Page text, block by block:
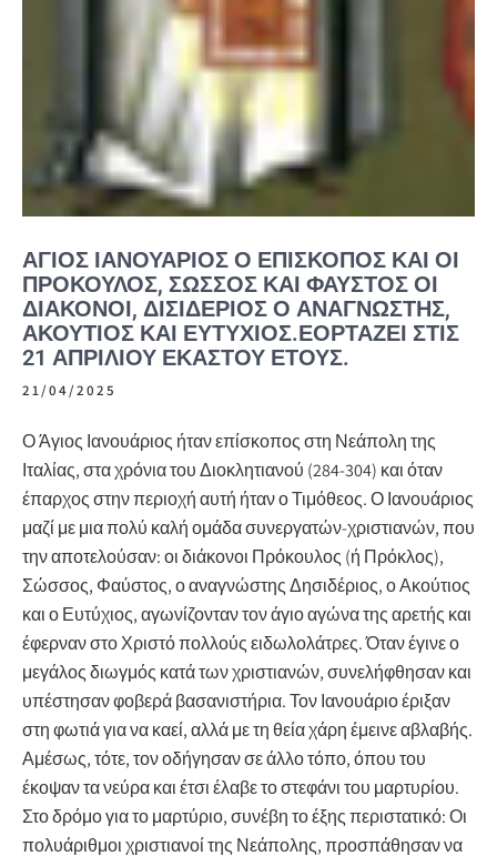
ΆΓΙΟΣ ΙΑΝΟΥΆΡΙΟΣ Ο ΕΠΊΣΚΟΠΟΣ ΚΑΙ ΟΙ
ΠΡΌΚΟΥΛΟΣ, ΣΏΣΣΟΣ ΚΑΙ ΦΑΎΣΤΟΣ ΟΙ
ΔΙΆΚΟΝΟΙ, ΔΙΣΙΔΈΡΙΟΣ Ο ΑΝΑΓΝΏΣΤΗΣ,
ΑΚΟΎΤΙΟΣ ΚΑΙ ΕΥΤΎΧΙΟΣ.ΕΟΡΤΆΖΕΙ ΣΤΙΣ
21 ΑΠΡΙΛΊΟΥ ΕΚΆΣΤΟΥ ΈΤΟΥΣ.
21/04/2025
Ο Άγιος Ιανουάριος ήταν επίσκοπος στη Νεάπολη της
Ιταλίας, στα χρόνια του Διοκλητιανού (284-304) και όταν
έπαρχος στην περιοχή αυτή ήταν ο Τιμόθεος. Ο Ιανουάριος
μαζί με μια πολύ καλή ομάδα συνεργατών-χριστιανών, που
την αποτελούσαν: οι διάκονοι Πρόκουλος (ή Πρόκλος),
Σώσσος, Φαύστος, ο αναγνώστης Δησιδέριος, ο Ακούτιος
και ο Ευτύχιος, αγωνίζονταν τον άγιο αγώνα της αρετής και
έφερναν στο Χριστό πολλούς ειδωλολάτρες. Όταν έγινε ο
μεγάλος διωγμός κατά των χριστιανών, συνελήφθησαν και
υπέστησαν φοβερά βασανιστήρια. Τον Ιανουάριο έριξαν
στη φωτιά για να καεί, αλλά με τη θεία χάρη έμεινε αβλαβής.
Αμέσως, τότε, τον οδήγησαν σε άλλο τόπο, όπου του
έκοψαν τα νεύρα και έτσι έλαβε το στεφάνι του μαρτυρίου.
Στο δρόμο για το μαρτύριο, συνέβη το έξης περιστατικό: Οι
πολυάριθμοι χριστιανοί της Νεάπολης, προσπάθησαν να